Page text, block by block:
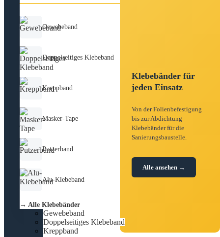
Gewebeband
Doppelseitiges Klebeband
Kreppband
Masker-Tape
Putzerband
Alu-Klebeband
→ Alle Klebebänder
Klebebänder für
jeden Einsatz
Von der Folienbefestigung
bis zur Abdichtung –
Klebebänder für die
Sanierungsbaustelle.
Alle ansehen →
Gewebeband
Doppelseitiges Klebeband
Kreppband